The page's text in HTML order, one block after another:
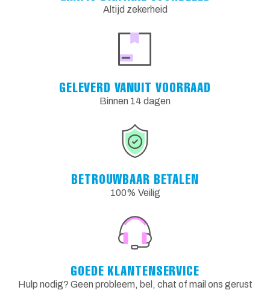
Altijd zekerheid
GELEVERD VANUIT VOORRAAD
Binnen 14 dagen
BETROUWBAAR BETALEN
100% Veilig
GOEDE KLANTENSERVICE
Hulp nodig? Geen probleem, bel, chat of mail ons gerust